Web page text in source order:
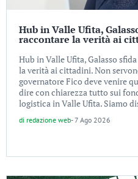
Hub in Valle Ufita,
raccontare la verità ai
Hub in Valle Ufita, Galasso
la verità ai cittadini. Non
governatore Fico deve venire
dire con chiarezza tutto sui
logistica in Valle Ufita. Siamo
di redazione web-7 Ago 2026